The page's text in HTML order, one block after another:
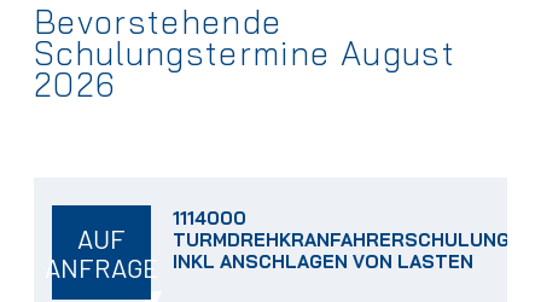
Bevorstehende
Schulungstermine August
2026
AUF
ANFRAGE
1114000
TURMDREHKRANFAHRERSCHULUNG
INKL ANSCHLAGEN VON LASTEN